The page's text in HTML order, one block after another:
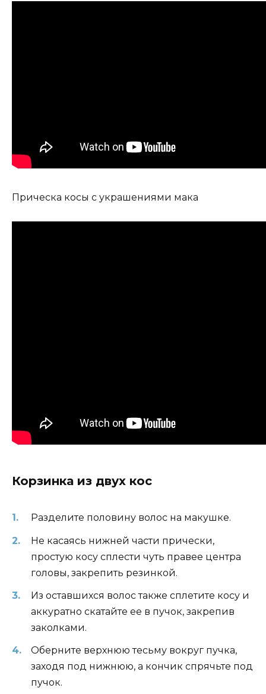
Прическа косы с украшениями мака
Корзинка из двух кос
Разделите половину волос на макушке.
Не касаясь нижней части прически,
простую косу сплести чуть правее центра
головы, закрепить резинкой.
Из оставшихся волос также сплетите косу и
аккуратно скатайте ее в пучок, закрепив
заколками.
Оберните верхнюю тесьму вокруг пучка,
заходя под нижнюю, а кончик спрячьте под
пучок.